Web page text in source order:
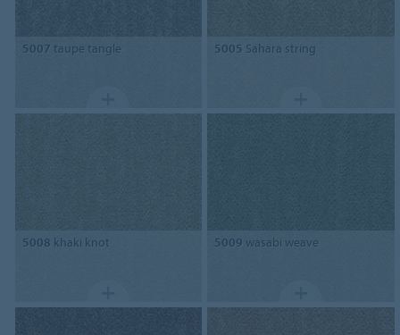
5007 taupe tangle 5005 Sahara string
5008 khaki knot 5009 wasabi weave